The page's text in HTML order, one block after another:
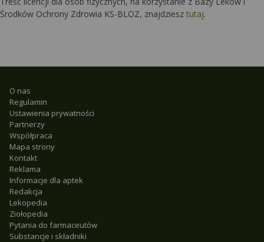
Środków Ochrony Zdrowia KS-BLOZ, znajdziesz tutaj.
O nas
Regulamin
Ustawienia prywatności
Partnerzy
Współpraca
Mapa strony
Kontakt
Reklama
Informacje dla aptek
Redakcja
Lekopedia
Ziołopedia
Pytania do farmaceutów
Substancje i składniki